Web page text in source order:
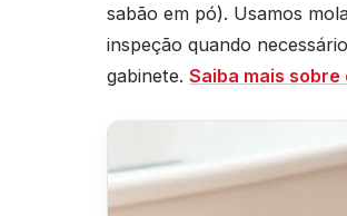
sabão em pó). Usamos
inspeção quando
gabinete. Saiba mais